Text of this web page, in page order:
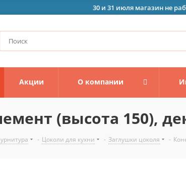
30 и 31 июля магазин не
Акции О компании
(высота 150),
- Цоколи для кухни - Заглушки цоколя -